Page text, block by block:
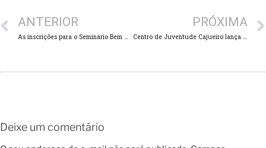
ANTERIOR PRÓXIMA
Deixe um comentário